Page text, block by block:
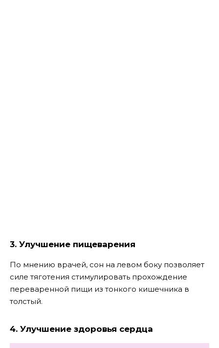
3. Улучшение пищеварения
По мнению врачей, сон на левом боку позволяет
силе тяготения стимулировать прохождение
переваренной пищи из тонкого кишечника в
толстый.
4. Улучшение здоровья сердца